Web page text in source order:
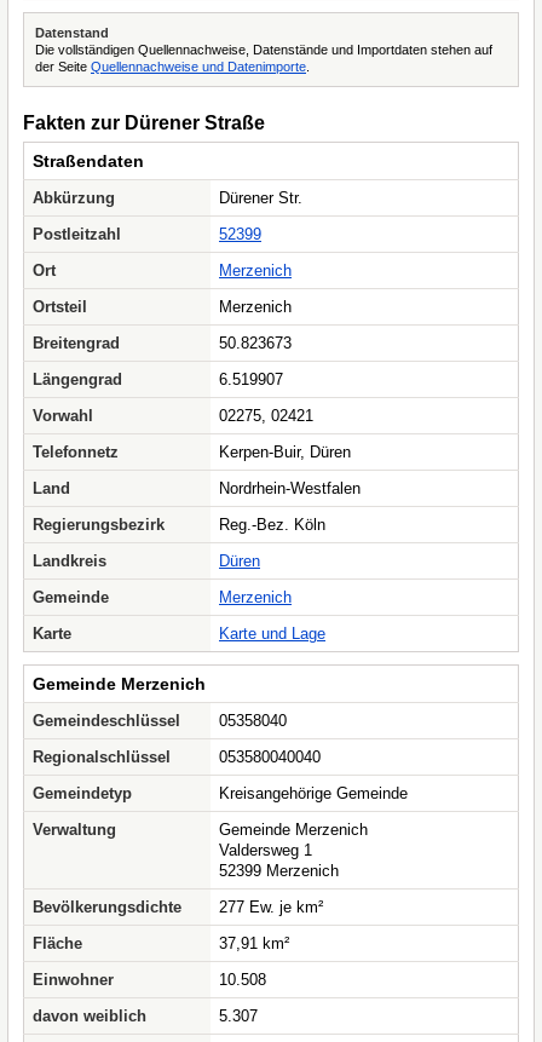
Datenstand
Die vollständigen Quellennachweise, Datenstände und Importdaten stehen auf
der Seite Quellennachweise und Datenimporte
Fakten zur Dürener Straße
Straßendaten
Abkürzung
Dürener Str.
Postleitzahl
52399
Ort
Merzenich
Ortsteil
Merzenich
Breitengrad
50.823673
Längengrad
6.519907
Vorwahl
02275, 02421
Telefonnetz
Kerpen-Buir, Düren
Land
Nordrhein-Westfalen
Regierungsbezirk
Reg.-Bez. Köln
Landkreis
Düren
Gemeinde
Merzenich
Karte
Karte und Lage
Gemeinde Merzenich
Gemeindeschlüssel
05358040
Regionalschlüssel
053580040040
Gemeindetyp
Kreisangehörige Gemeinde
Verwaltung
Gemeinde Merzenich
Valdersweg 1
52399 Merzenich
Bevölkerungsdichte
277 Ew. je km²
Fläche
37,91 km²
Einwohner
10.508
davon weiblich
5.307